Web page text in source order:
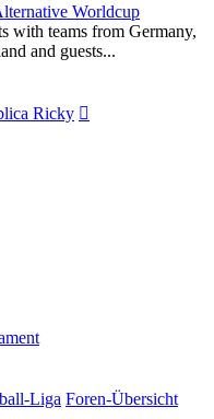
Worldcup
with teams from Germany,
and guests...
Ricky
Liga Foren-Übersicht